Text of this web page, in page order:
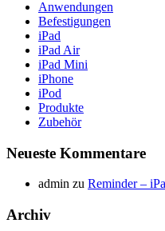
Anwendungen
Befestigungen
iPad
iPad Air
iPad Mini
iPhone
iPod
Produkte
Zubehör
Neueste Kommentare
admin zu Reminder –
Archiv